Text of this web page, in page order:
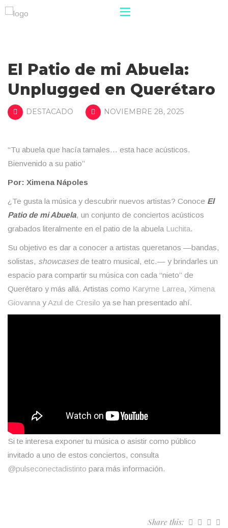
El Patio de mi Abuela:
Unplugged en Querétaro
DESTACADO NOVIEMBRE 28, 2025
“Tu abuela que hacía tamales… esta hace acústicos.
Bienvenido a su patio”
Por: Ximena Nápoles
¿Te gusta la música y descubrir nuevos artistas? Conoce El
Patio de mi Abuela, un conjunto de conciertos acústicos
grabados literalmente en el patio de la abuela Luchita.
Su objetivo es dar a conocer a artistas queretanos —bandas,
solistas, showcasesde teatro musical, etc.— y brindarles un
espacio para compartir su música con cada “nieto” de
Querétaro y más allá. Artistas como Karyme Larrea, Ximena
Giovanna yAzul de Cresilo ya se han presentado ahí.
Si te interesa exponer tu música o asistir como público
invitado a uno de estos conciertos, consulta
@‌pulseconectadistinto para más información.
Share this: